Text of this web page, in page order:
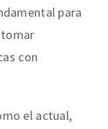
para
con
el actual,